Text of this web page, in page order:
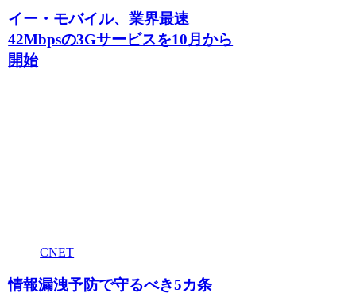
イー・モバイル、業界最速
42Mbpsの3Gサービスを10月から
開始
CNET
情報漏洩予防で守るべき5カ条